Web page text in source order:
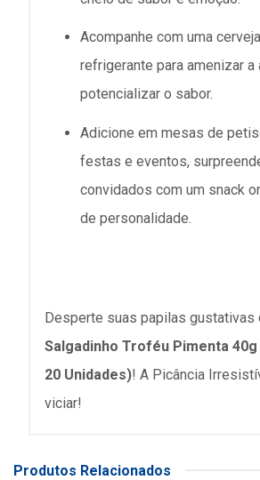
Acompanhe com uma
refrigerante para amenizar a
potencializar o sabor.
Adicione em mesas de
festas e eventos,
convidados com um snack
de personalidade.
Desperte suas papilas gustativas
Salgadinho Troféu Pimenta 40g
20 Unidades)! A Picância
viciar!
Produtos Relacionados